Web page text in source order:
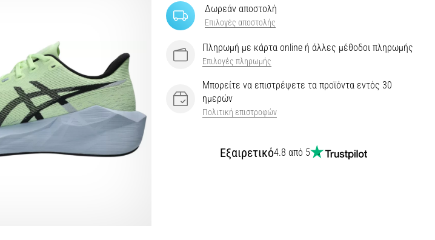
Δωρεάν αποστολή
Επιλογές αποστολής
Πληρωμή με κάρτα online ή άλλες μέθοδοι πληρωμής
Επιλογές πληρωμής
Μπορείτε να επιστρέψετε τα προϊόντα εντός 30
ημερών
Πολιτική επιστροφών
Εξαιρετικό4.8 από 5